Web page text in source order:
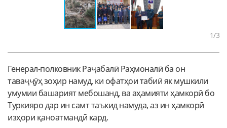
1/3
Генерал-полковник Раҷабалӣ Раҳмоналӣ ба он
таваҷҷӯҳ зоҳир намуд, ки офатҳои табиӣ як мушкили
умумии башарият мебошанд, ва аҳамияти ҳамкорӣ бо
Туркияро дар ин самт таъкид намуда, аз ин ҳамкорӣ
изҳори қаноатмандӣ кард.